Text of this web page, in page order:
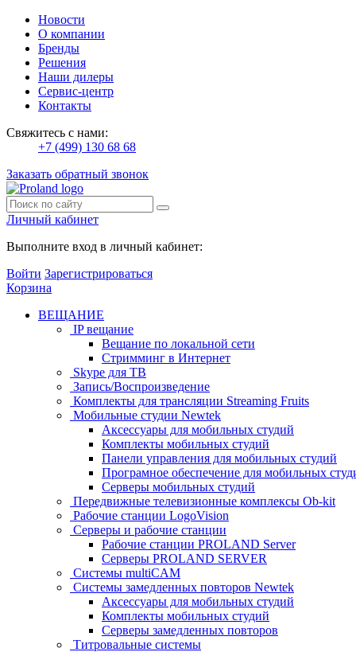
Новости
О компании
Бренды
Решения
Наши дилеры
Сервис-центр
Контакты
Свяжитесь с нами:
+7 (499) 130 68 68
Заказать обратный звонок
Личный кабинет
Выполните вход в личный кабинет:
Войти Зарегистрироваться
Корзина
ВЕЩАНИЕ
IP вещание
Вещание по локальной сети
Стримминг в Интернет
Skype для ТВ
Запись/Воспроизведение
Комплекты для трансляции Streaming Fruits
Мобильные студии Newtek
Аксессуары для мобильных студий
Комплекты мобильных студий
Панели управления для мобильных студий
Програмное обеспечение для мобильных
Серверы мобильных студий
Передвижные телевизионные комплексы Ob-kit
Рабочие станции LogoVision
Серверы и рабочие станции
Рабочие станции PROLAND Server
Серверы PROLAND SERVER
Системы multiCAM
Системы замедленных повторов Newtek
Аксессуары для мобильных студий
Комплекты мобильных студий
Серверы замедленных повторов
Титровальные системы